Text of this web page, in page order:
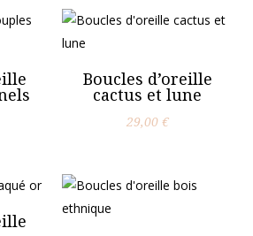
Boucles d’oreille
cactus et lune
29,00 €